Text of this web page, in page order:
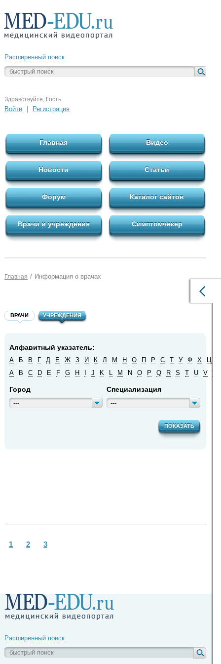
Расширенный поиск
Здравствуйте, Гость
Войти Регистрация
Главная Видео
Новости Статьи
Форум Каталог сайтов
Врачи и учреждения Симптомчекер
Главная / Информация о врачах
ВРАЧИ УЧРЕЖДЕНИЯ
Алфавитный указатель:
А Б В Г Д Е Ж З И К Л М Н О П Р С Т У Ф Х Ц
A
B C D E F G H J K L M N O P Q R S T U V W
Город
---
Специализация
---
ПОКАЗАТЬ
1 2 3
Расширенный поиск